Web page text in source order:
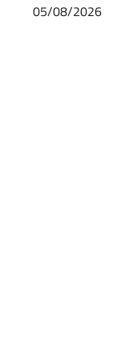
05/08/2026